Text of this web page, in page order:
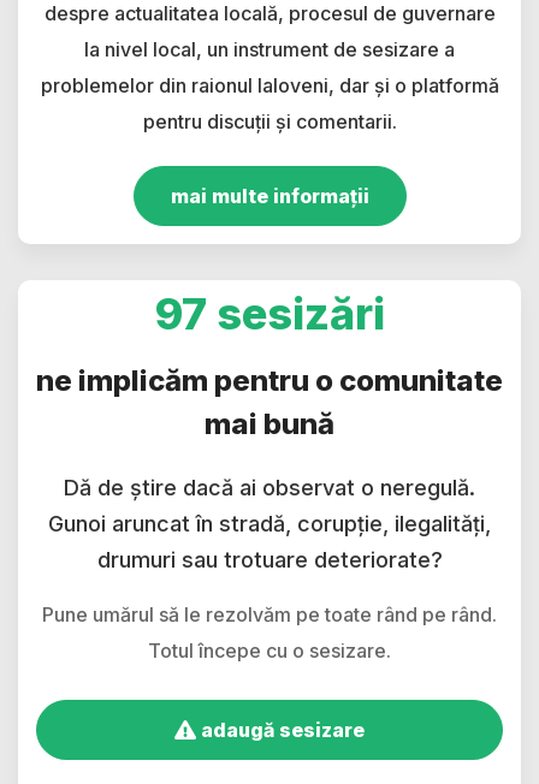
despre actualitatea locală, procesul de guvernare
la nivel local, un instrument de sesizare a
problemelor din raionul Ialoveni, dar și o platformă
pentru discuții și comentarii.
mai multe informații
97 sesizări
ne implicăm pentru o comunitate
mai bună
Dă de știre dacă ai observat o neregulă.
Gunoi aruncat în stradă, corupție, ilegalități,
drumuri sau trotuare deteriorate?
Pune umărul să le rezolvăm pe toate rând pe rând.
Totul începe cu o sesizare.
adaugă sesizare